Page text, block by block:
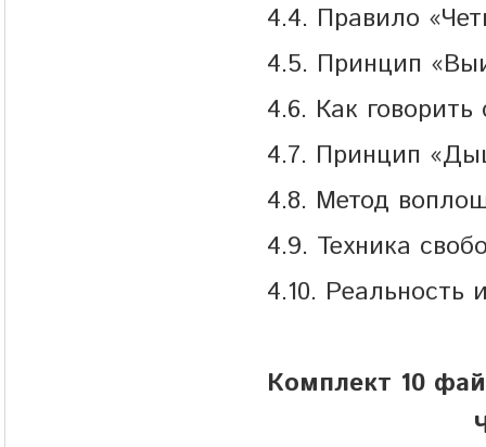
4.4. Правило
4.5. Принцип
4.6. Как
4.7. Принцип
4.8. Метод
4.9. Техника
4.10. Реальность
Комплект 10